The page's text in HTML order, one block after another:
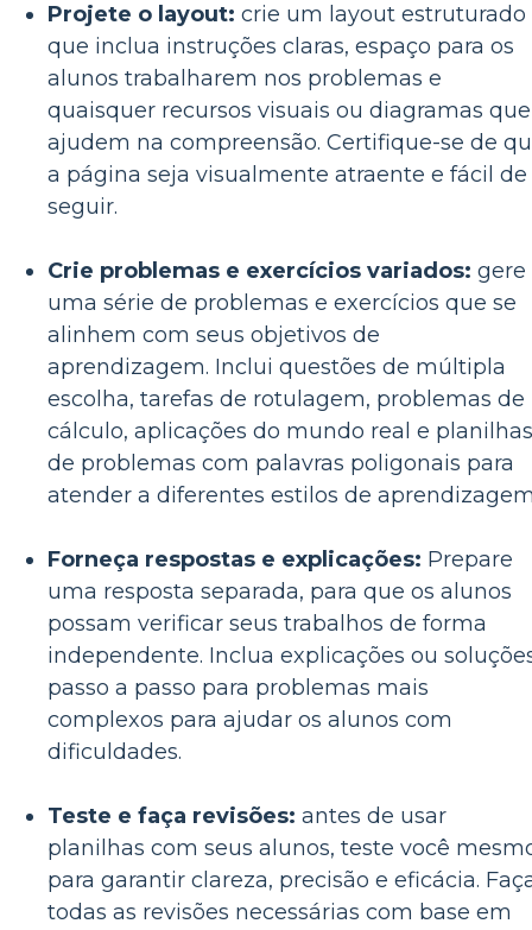
Projete o layout: crie um layout estruturado
que inclua instruções claras, espaço para os
alunos trabalharem nos problemas e
quaisquer recursos visuais ou diagramas que
ajudem na compreensão. Certifique-se de
a página seja visualmente atraente e fácil de
seguir.
Crie problemas e exercícios variados: gere
uma série de problemas e exercícios que se
alinhem com seus objetivos de
aprendizagem. Inclui questões de múltipla
escolha, tarefas de rotulagem, problemas de
cálculo, aplicações do mundo real e planilhas
de problemas com palavras poligonais para
atender a diferentes estilos de
Forneça respostas e explicações: Prepare
uma resposta separada, para que os alunos
possam verificar seus trabalhos de forma
independente. Inclua explicações ou
passo a passo para problemas mais
complexos para ajudar os alunos com
dificuldades.
Teste e faça revisões: antes de usar
planilhas com seus alunos, teste você
para garantir clareza, precisão e eficácia.
todas as revisões necessárias com base em